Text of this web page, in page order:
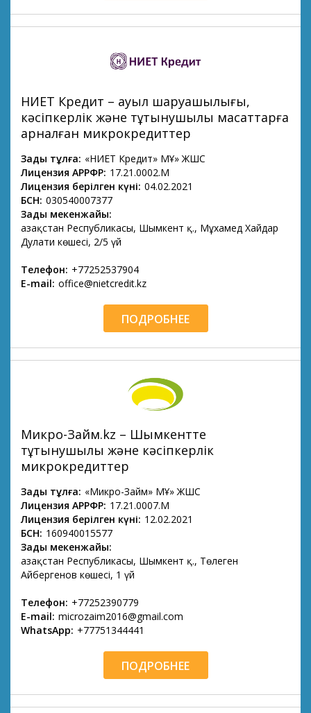
НИЕТ Кредит – ауыл шаруашылығы,
кәсіпкерлік және тұтынушылық мақсаттарға
арналған микрокредиттер
Заңды тұлға: «НИЕТ Кредит» МҚҰ» ЖШС
Лицензия АРРФР: 17.21.0002.М
Лицензия берілген күні: 04.02.2021
БСН: 030540007377
Заңды мекенжайы:
Қазақстан Республикасы, Шымкент қ., Мұхамед Хайдар
Дулати көшесі, 2/5 үй
Телефон: +77252537904
E-mail: office@nietcredit.kz
ПОДРОБНЕЕ
Микро-Займ.kz – Шымкентте
тұтынушылық және кәсіпкерлік
микрокредиттер
Заңды тұлға: «Микро-Займ» МҚҰ» ЖШС
Лицензия АРРФР: 17.21.0007.М
Лицензия берілген күні: 12.02.2021
БСН: 160940015577
Заңды мекенжайы:
Қазақстан Республикасы, Шымкент қ., Төлеген
Айбергенов көшесі, 1 үй
Телефон: +77252390779
E-mail: microzaim2016@gmail.com
WhatsApp: +77751344441
ПОДРОБНЕЕ